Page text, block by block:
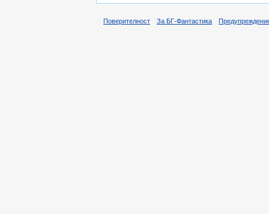
Поверителност За БГ-Фантастика